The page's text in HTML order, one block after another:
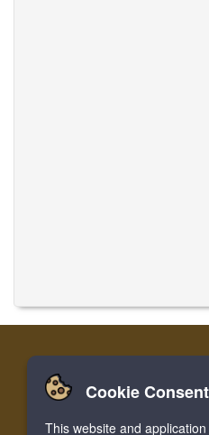
Início Entrar
Cookie Consent
This website and